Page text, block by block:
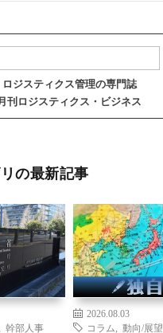
ロジスティクス管理の専門誌
刊ロジスティクス・ビジネス
の最新記事
幹部人事
2026.08.03
コラム
動向/展望